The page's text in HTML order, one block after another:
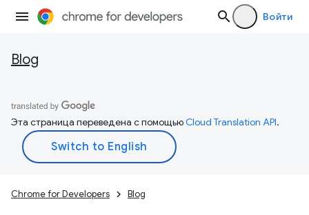
Войти
Blog
Эта страница переведена с помощьюCloud Translation API.
Chrome for Developers Blog